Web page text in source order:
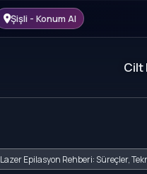
Şişli - Konum Al
Cilt
Lazer Epilasyon Rehberi: Süreçler,